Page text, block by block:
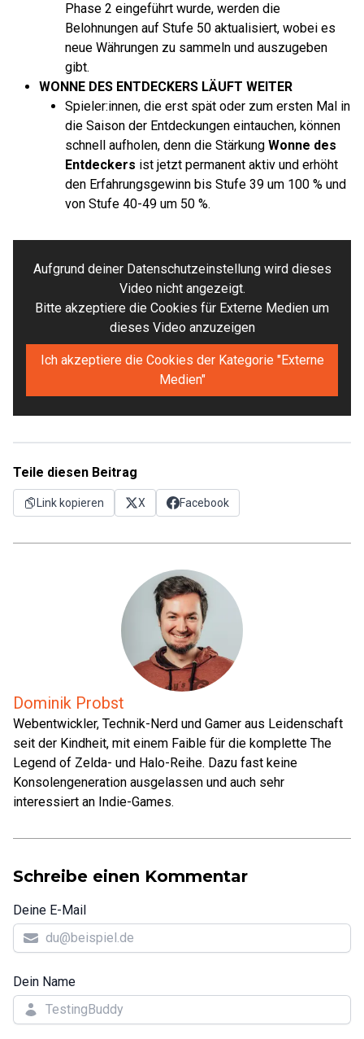
Phase 2 eingeführt wurde, werden die
Belohnungen auf Stufe 50 aktualisiert, wobei es
neue Währungen zu sammeln und auszugeben
gibt.
WONNE DES ENTDECKERS LÄUFT WEITER
Spieler:innen, die erst spät oder zum ersten Mal in
die Saison der Entdeckungen eintauchen, können
schnell aufholen, denn die Stärkung Wonne des
Entdeckers ist jetzt permanent aktiv und erhöht
den Erfahrungsgewinn bis Stufe 39 um 100 % und
von Stufe 40-49 um 50 %.
Aufgrund deiner Datenschutzeinstellung wird dieses
Video nicht angezeigt.
Bitte akzeptiere die Cookies für Externe Medien um
dieses Video anzuzeigen
Ich akzeptiere die Cookies der Kategorie "Externe
Medien"
Teile diesen Beitrag
Link kopieren X Facebook
Dominik Probst
Webentwickler, Technik-Nerd und Gamer aus Leidenschaft
seit der Kindheit, mit einem Faible für die komplette The
Legend of Zelda- und Halo-Reihe. Dazu fast keine
Konsolengeneration ausgelassen und auch sehr
interessiert an Indie-Games.
Schreibe einen Kommentar
Deine E-Mail
Dein Name